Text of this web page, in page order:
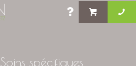
Soins spécifiques